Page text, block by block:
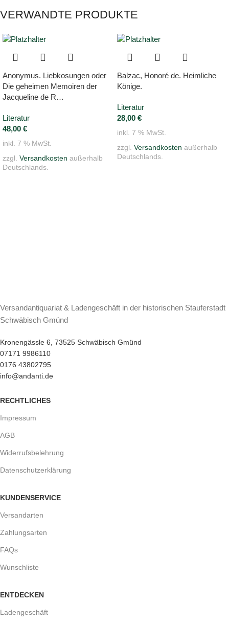
VERWANDTE PRODUKTE
Anonymus. Liebkosungen oder
Die geheimen Memoiren der
Jacqueline de R…
Literatur
48,00 €
inkl. 7 % MwSt.
zzgl. Versandkosten außerhalb
Deutschlands.
Balzac, Honoré de. Heimliche
Könige.
Literatur
28,00 €
inkl. 7 % MwSt.
zzgl. Versandkosten außerhalb
Deutschlands.
Versandantiquariat & Ladengeschäft in der historischen Stauferstadt
Schwäbisch Gmünd
Kronengässle 6, 73525 Schwäbisch Gmünd
07171 9986110
0176 43802795
info@andanti.de
RECHTLICHES
Impressum
AGB
Widerrufsbelehrung
Datenschutzerklärung
KUNDENSERVICE
Versandarten
Zahlungsarten
FAQs
Wunschliste
ENTDECKEN
Ladengeschäft